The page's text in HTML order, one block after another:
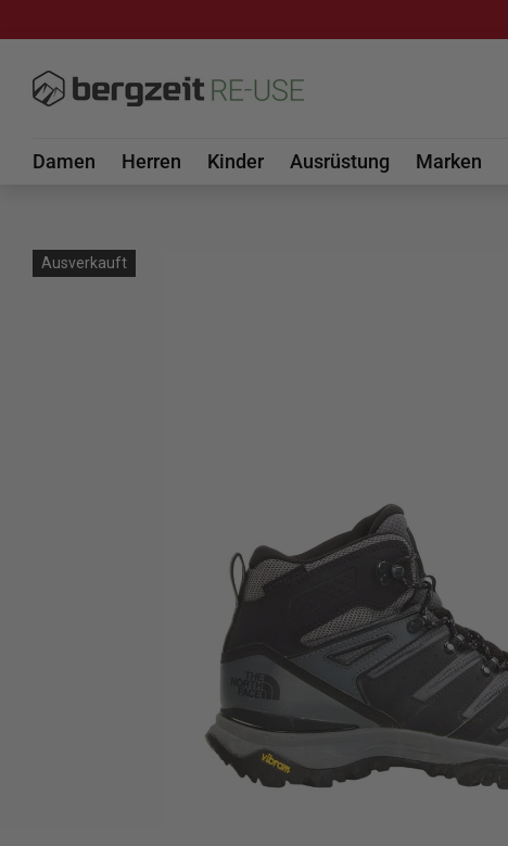
Damen Herren Kinder Ausrüstung Marken
Ausverkauft